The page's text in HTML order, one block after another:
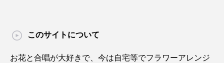
このサイトについて
お花と合唱が大好きで、今は自宅等でフラワーアレンジ